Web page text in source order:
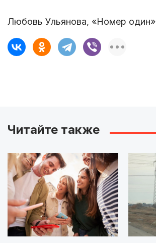
Любовь Ульянова, «Номер один»
Читайте также